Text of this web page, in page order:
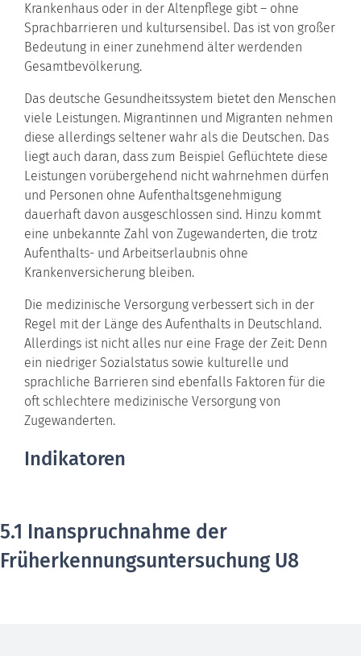
Krankenhaus oder in der Altenpflege gibt – ohne
Sprachbarrieren und kultursensibel. Das ist von großer
Bedeutung in einer zunehmend älter werdenden
Gesamtbevölkerung.
Das deutsche Gesundheitssystem bietet den Menschen
viele Leistungen. Migrantinnen und Migranten nehmen
diese allerdings seltener wahr als die Deutschen. Das
liegt auch daran, dass zum Beispiel Geflüchtete diese
Leistungen vorübergehend nicht wahrnehmen dürfen
und Personen ohne Aufenthaltsgenehmigung
dauerhaft davon ausgeschlossen sind. Hinzu kommt
eine unbekannte Zahl von Zugewanderten, die trotz
Aufenthalts- und Arbeitserlaubnis ohne
Krankenversicherung bleiben.
Die medizinische Versorgung verbessert sich in der
Regel mit der Länge des Aufenthalts in Deutschland.
Allerdings ist nicht alles nur eine Frage der Zeit: Denn
ein niedriger Sozialstatus sowie kulturelle und
sprachliche Barrieren sind ebenfalls Faktoren für die
oft schlechtere medizinische Versorgung von
Zugewanderten.
Indikatoren
5.1 Inanspruchnahme der
Früherkennungsuntersuchung U8